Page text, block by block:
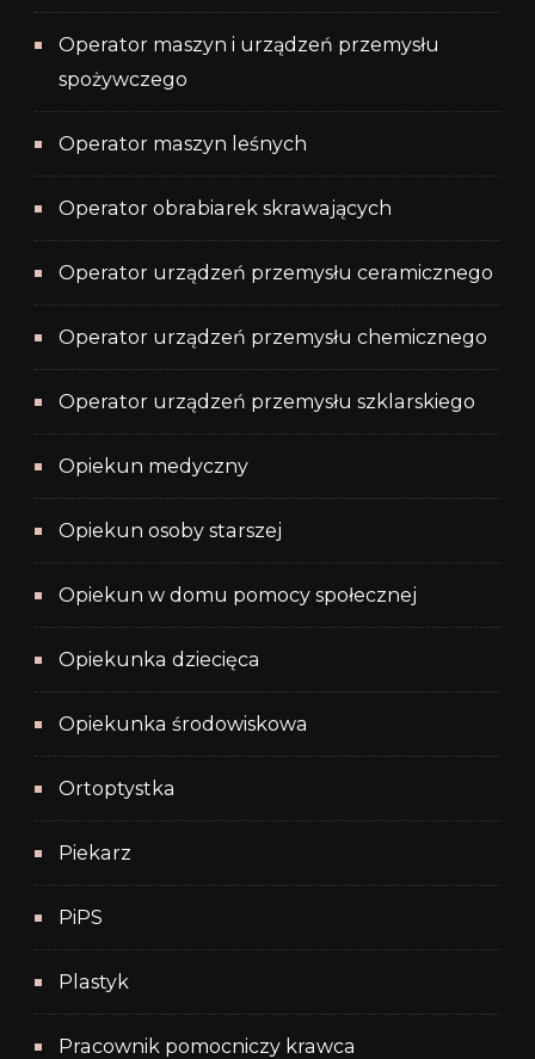
Operator maszyn i urządzeń przemysłu
spożywczego
Operator maszyn leśnych
Operator obrabiarek skrawających
Operator urządzeń przemysłu ceramicznego
Operator urządzeń przemysłu chemicznego
Operator urządzeń przemysłu szklarskiego
Opiekun medyczny
Opiekun osoby starszej
Opiekun w domu pomocy społecznej
Opiekunka dziecięca
Opiekunka środowiskowa
Ortoptystka
Piekarz
PiPS
Plastyk
Pracownik pomocniczy krawca